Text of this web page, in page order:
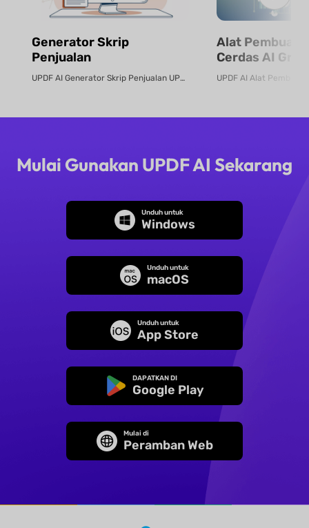
Generator Skrip
Penjualan
UPDF AI Generator Skrip Penjualan UPDF AI mengubah PDF produk atau deskrip...
Alat Pembuat
Cerdas AI
Mulai Gunakan UPDF AI Sekarang
Unduh untuk
Windows
Unduh untuk
macOS
Unduh untuk
App Store
DAPATKAN DI
Google Play
Mulai di
Peramban Web